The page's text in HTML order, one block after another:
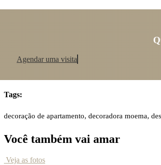
Agendar uma visita
Tags:
decoração de apartamento, decoradora moema,
Você também vai amar
Veja as fotos